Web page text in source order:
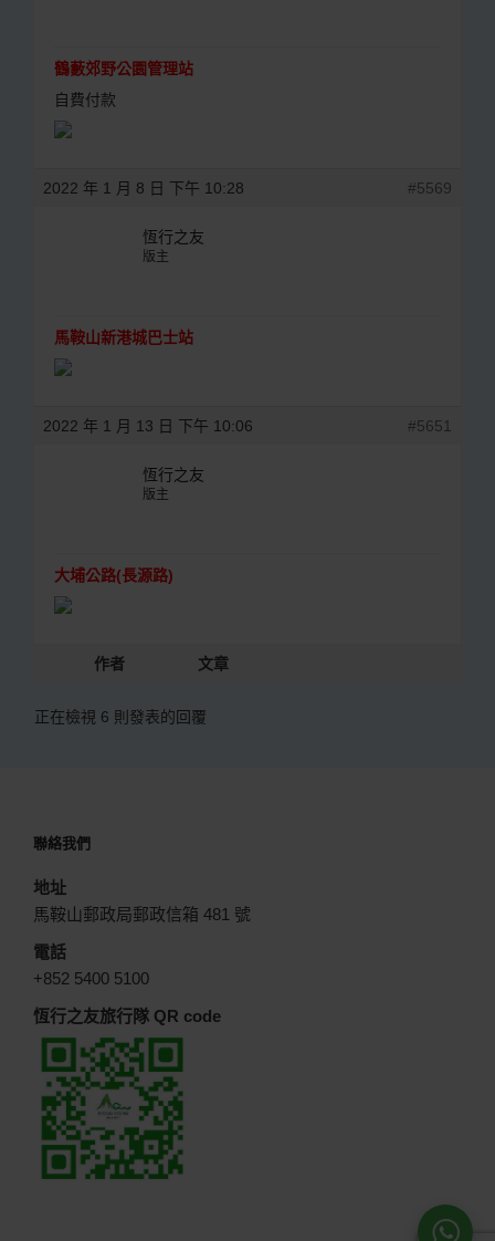
鶴藪郊野公園管理站
自費付款
2022 年 1 月 8 日 下午 10:28 #5569
恆行之友
版主
馬鞍山新港城巴士站
2022 年 1 月 13 日 下午 10:06 #5651
恆行之友
版主
大埔公路(長源路)
作者 文章
正在檢視 6 則發表的回覆
聯絡我們
地址
馬鞍山郵政局郵政信箱 481 號
電話
+852 5400 5100
恆行之友旅行隊 QR code